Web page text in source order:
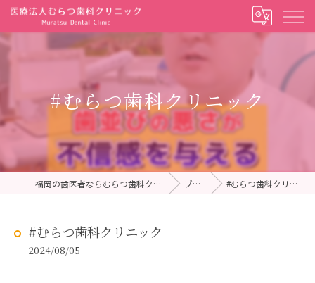
#むらつ歯科クリニック
福岡の歯医者ならむらつ歯科クリニック ブログ #むらつ歯科クリニック
#むらつ歯科クリニック
2024/08/05